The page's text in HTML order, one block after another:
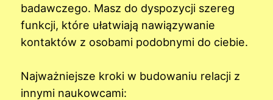
badawczego. Masz do dyspozycji szereg
funkcji, które ułatwiają nawiązywanie
kontaktów z osobami podobnymi do ciebie.
Najważniejsze kroki w budowaniu relacji z
innymi naukowcami: